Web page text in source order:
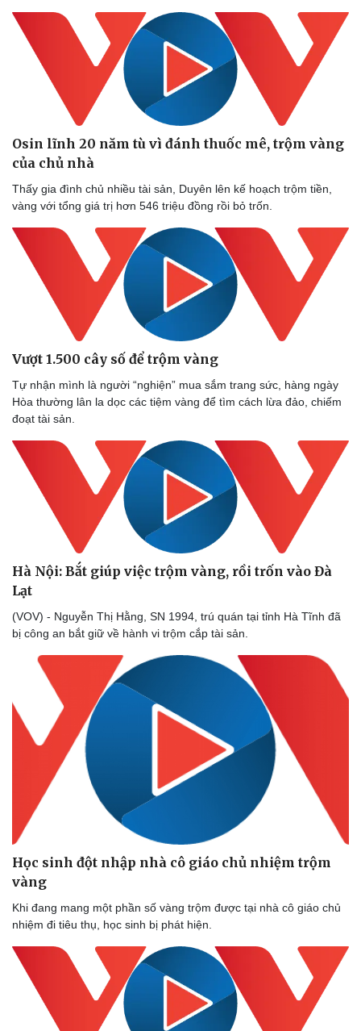
Sức khỏe
Dinh dưỡng - món ngon
Cây thuốc
Sản phụ khoa
Nhi khoa
Nam khoa
Làm đẹp - giảm cân
Phòng mạch online
Ăn sạch sống khỏe
Đời sống
Nhà đẹp
Blog
Tình yêu - Gia đình
Osin lĩnh 20 năm tù vì đánh thuốc mê, trộm vàng
của chủ nhà
Thấy gia đình chủ nhiều tài sản, Duyên lên kế hoạch trộm tiền,
vàng với tổng giá trị hơn 546 triệu đồng rồi bỏ trốn.
Vượt 1.500 cây số để trộm vàng
Tự nhận mình là người “nghiện” mua sắm trang sức, hàng ngày
Hòa thường lân la dọc các tiệm vàng để tìm cách lừa đảo, chiếm
đoạt tài sản.
Hà Nội: Bắt giúp việc trộm vàng, rồi trốn vào Đà
Lạt
(VOV) - Nguyễn Thị Hằng, SN 1994, trú quán tại tỉnh Hà Tĩnh đã
bị công an bắt giữ về hành vi trộm cắp tài sản.
Học sinh đột nhập nhà cô giáo chủ nhiệm trộm
vàng
Khi đang mang một phần số vàng trộm được tại nhà cô giáo chủ
nhiệm đi tiêu thụ, học sinh bị phát hiện.